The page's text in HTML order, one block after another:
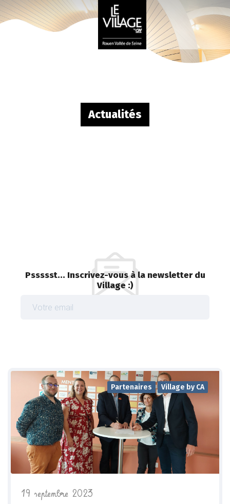
Actualités
Pssssst... Inscrivez-vous à la newsletter du
Village :)
Partenaires Village by CA
19 septembre 2023